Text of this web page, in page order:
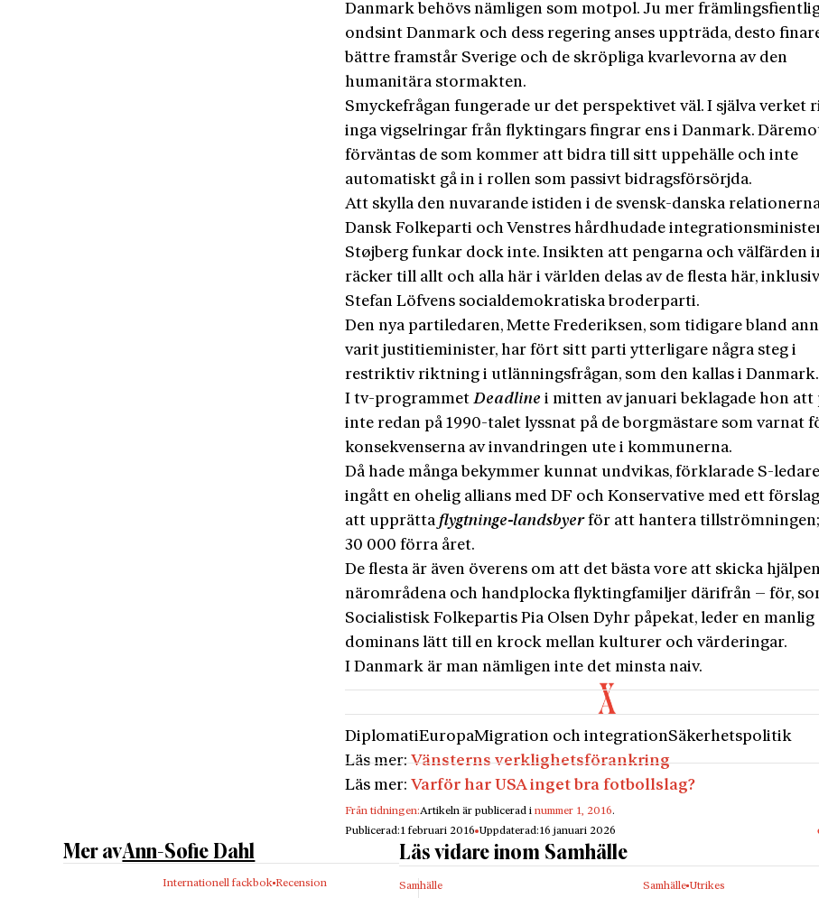
Danmark behövs nämligen som motpol. Ju mer
ondsint Danmark och dess regering anses uppträda, desto
bättre framstår Sverige och de skröpliga kvarlevorna av den
humanitära stormakten.
Smyckefrågan fungerade ur det perspektivet väl. I själva verket
inga vigselringar från flyktingars fingrar ens i Danmark.
förväntas de som kommer att bidra till sitt uppehälle och inte
automatiskt gå in i rollen som passivt bidragsförsörjda.
Att skylla den nuvarande istiden i de svensk-danska
Dansk Folkeparti och Venstres hårdhudade
Støjberg funkar dock inte. Insikten att pengarna och välfärden
räcker till allt och alla här i världen delas av de flesta här,
Stefan Löfvens socialdemokratiska broderparti.
Den nya partiledaren, Mette Frederiksen, som tidigare bland
varit justitieminister, har fört sitt parti ytterligare några steg i
restriktiv riktning i utlänningsfrågan, som den kallas i Danmark.
I tv-programmetDeadlinei mitten av januari beklagade hon
inte redan på 1990-talet lyssnat på de borgmästare som varnat
konsekvenserna av invandringen ute i kommunerna.
Då hade många bekymmer kunnat undvikas, förklarade S-
ingått en ohelig allians med DF och Konservative med ett
att upprätta flygtninge-landsbyerför att hantera
30 000 förra året.
De flesta är även överens om att det bästa vore att skicka
närområdena och handplocka flyktingfamiljer därifrån – för,
Socialistisk Folkepartis Pia Olsen Dyhr påpekat, leder en manlig
dominans lätt till en krock mellan kulturer och värderingar.
I Danmark är man nämligen inte det minsta naiv.
DiplomatiEuropaMigration och integrationSäkerhetspolitik
Läs mer:Vänsterns verklighetsförankring
Läs mer: Varför har USA inget bra fotbollslag?
Från tidningen:Artikeln är publicerad inummer 1, 2016.
Publicerad:1 februari 2016 Uppdaterad:16 januari 2026
Mer avAnn-Sofie Dahl
Internationell fackbok Recension
Läs vidare inom Samhälle
Samhälle Samhälle Utrikes